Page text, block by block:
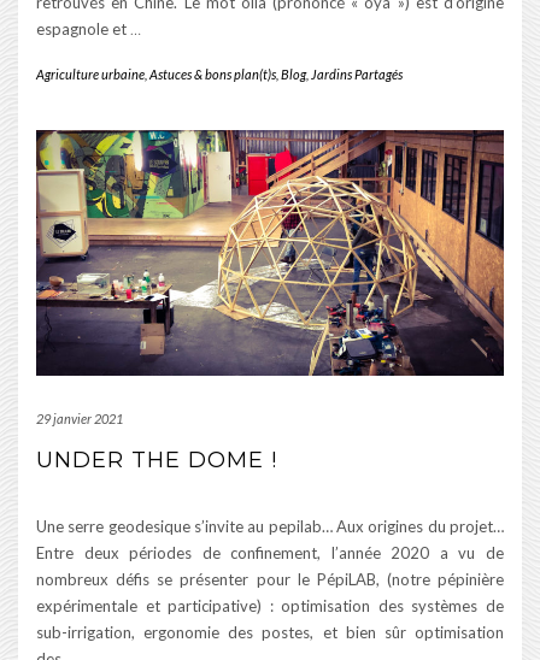
espagnole et …
Agriculture urbaine Astuces & bons plan(t)s Blog, Jardins Partagés
29 janvier 2021
UNDER THE DOME !
Une serre geodesique s’invite au pepilab… Aux origines du projet…
Entre deux périodes de confinement, l’année 2020 a vu de
nombreux défis se présenter pour le PépiLAB, (notre pépinière
expérimentale et participative) : optimisation des systèmes de
sub-irrigation, ergonomie des postes, et bien sûr optimisation